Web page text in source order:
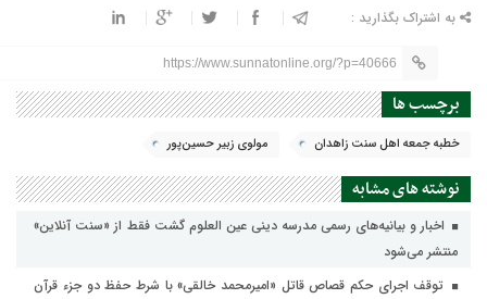
به اشتراک بگذارید :
https://www.sunnatonline.org/?p=40666
برچسب ها
خطبه جمعه اهل سنت زاهدان مولوی زبیر حسین‌پور
نوشته های مشابه
اخبار و بیانیه‌های رسمی مدرسه دینی عین العلوم گشت فقط از «سنت آنلاین»
منتشر می‌شود
توقف اجرای حکم قصاص قاتل «امیرمحمد خالقی» با شرط حفظ دو جزء قرآن